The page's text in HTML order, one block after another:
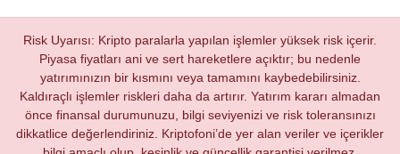
Risk Uyarısı: Kripto paralarla yapılan işlemler yüksek risk içerir.
Piyasa fiyatları ani ve sert hareketlere açıktır; bu nedenle
yatırımınızın bir kısmını veya tamamını kaybedebilirsiniz.
Kaldıraçlı işlemler riskleri daha da artırır. Yatırım kararı almadan
önce finansal durumunuzu, bilgi seviyenizi ve risk toleransınızı
dikkatlice değerlendiriniz. Kriptofoni’de yer alan veriler ve içerikler